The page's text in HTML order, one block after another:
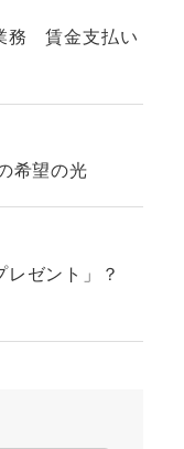
務 賃金支払い
希望の光
レゼント」？